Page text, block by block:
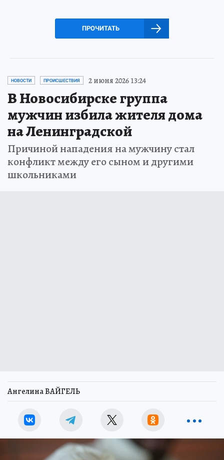
ПРОЧИТАТЬ
НОВОСТИ ПРОИСШЕСТВИЯ 2 июня 2026 13:24
В Новосибирске группа
мужчин избила жителя дома
на Ленинградской
Причиной нападения на мужчину стал
конфликт между его сыном и другими
школьниками
Ангелина ВАЙГЕЛЬ